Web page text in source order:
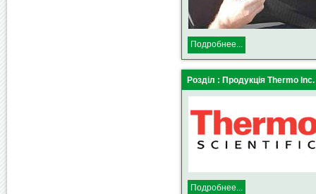
Подробнее...
Розділ : Продукція Thermo
Подробнее...